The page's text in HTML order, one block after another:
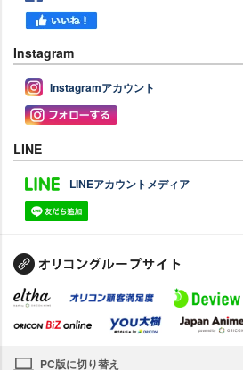
Instagram
Instagramアカウント
LINE
LINEアカウントメディア
PC版に切り替え